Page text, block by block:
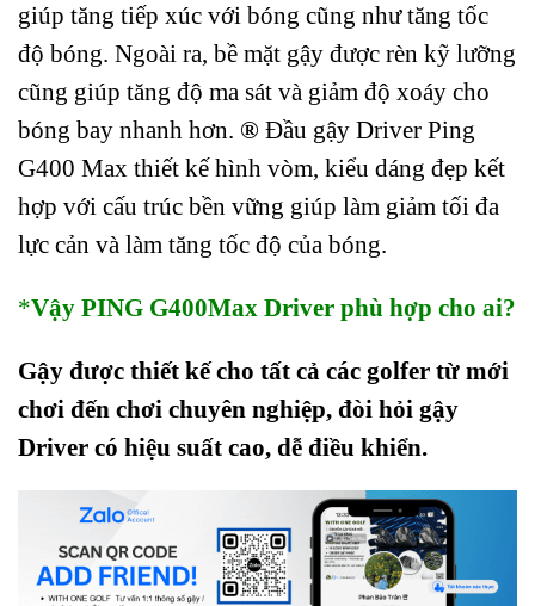
giúp tăng tiếp xúc với bóng cũng như tăng tốc
độ bóng. Ngoài ra, bề mặt gậy được rèn kỹ lưỡng
cũng giúp tăng độ ma sát và giảm độ xoáy cho
bóng bay nhanh hơn. ® Đầu gậy Driver Ping
G400 Max thiết kế hình vòm, kiểu dáng đẹp kết
hợp với cấu trúc bền vững giúp làm giảm tối đa
lực cản và làm tăng tốc độ của bóng.
*Vậy PING G400Max Driver phù hợp cho ai?
Gậy được thiết kế cho tất cả các golfer từ mới
chơi đến chơi chuyên nghiệp, đòi hỏi gậy
Driver có hiệu suất cao, dễ điều khiển.